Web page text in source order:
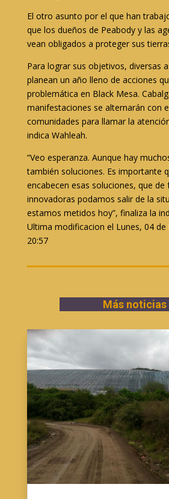
El otro asunto por el que han
que los dueños de Peabody y las
vean obligados a proteger sus
Para lograr sus objetivos, diversas
planean un año lleno de acciones
problemática en Black Mesa.
manifestaciones se alternarán con
comunidades para llamar la
indica Wahleah.
“Veo esperanza. Aunque hay
también soluciones. Es importante
encabecen esas soluciones, que de
innovadoras podamos salir de la
estamos metidos hoy”, finaliza la
Ultima modificacion el Lunes, 04 de
20:57
Más noticias